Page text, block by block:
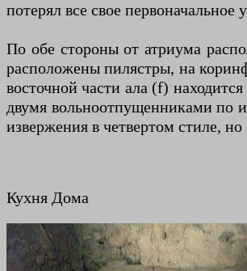
потерял все свое
По обе стороны от атриума
расположены пилястры, на
восточной части ала (f)
двумя вольноотпущенниками по
извержения в четвертом стиле,
Кухня Дома